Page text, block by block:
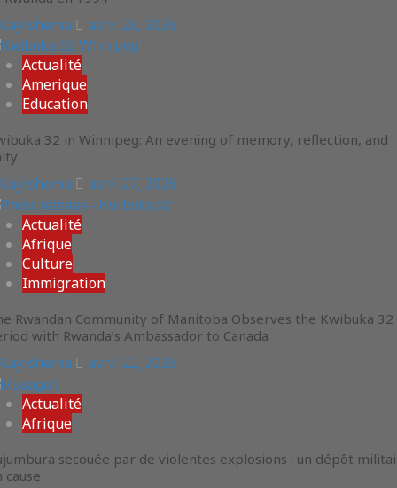
Kayishema avril 28, 2026
Actualité
Amerique
Education
32 in Winnipeg: An evening of memory, reflection, and
Kayishema avril 27, 2026
Actualité
Afrique
Culture
Immigration
Rwandan Community of Manitoba Observes the Kwibuka 32
with Rwanda’s Ambassador to Canada
Kayishema avril 22, 2026
Actualité
Afrique
secouée par de violentes explosions : un dépôt
cause